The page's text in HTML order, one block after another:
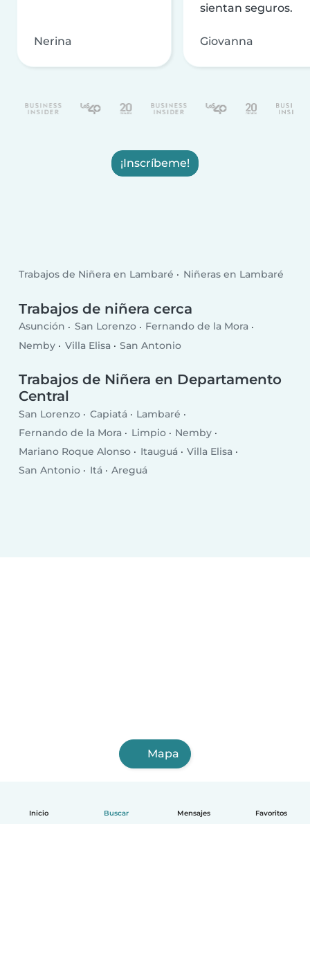
Inicio Buscar Mensajes Favoritos
Nerina
sientan seguros.
Giovanna
¡Inscríbeme!
Trabajos de Niñera en Lambaré Niñeras en Lambaré
Trabajos de niñera cerca
Asunción San Lorenzo
Fernando de la Mora
Nemby
Villa Elisa San Antonio
Trabajos de Niñera en Departamento
Central
San Lorenzo Capiatá
Lambaré
Fernando de la Mora
Limpio
Nemby
Mariano Roque Alonso
Itauguá
Villa Elisa
San Antonio
Itá Areguá
Mapa